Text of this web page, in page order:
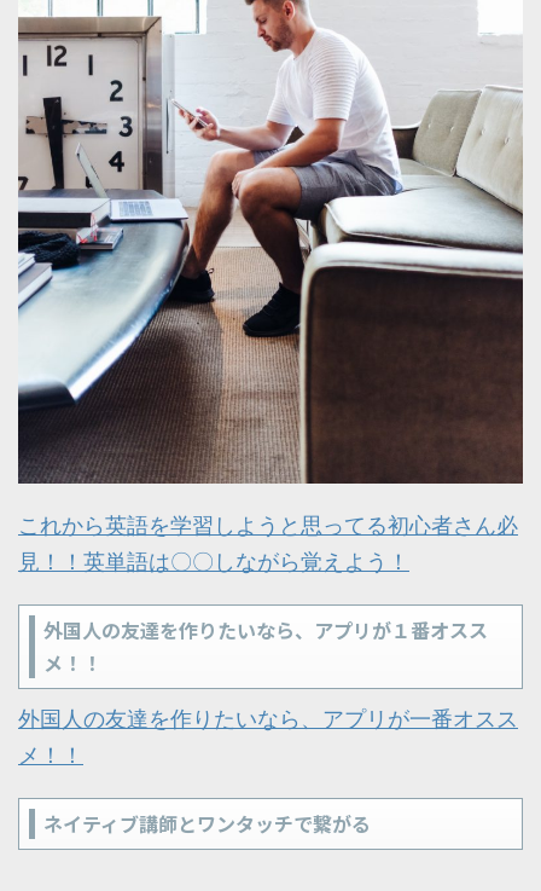
これから英語を学習しようと思ってる初心者さん必
見！！英単語は〇〇しながら覚えよう！
外国人の友達を作りたいなら、アプリが１番オスス
メ！！
外国人の友達を作りたいなら、アプリが一番オスス
メ！！
ネイティブ講師とワンタッチで繋がる